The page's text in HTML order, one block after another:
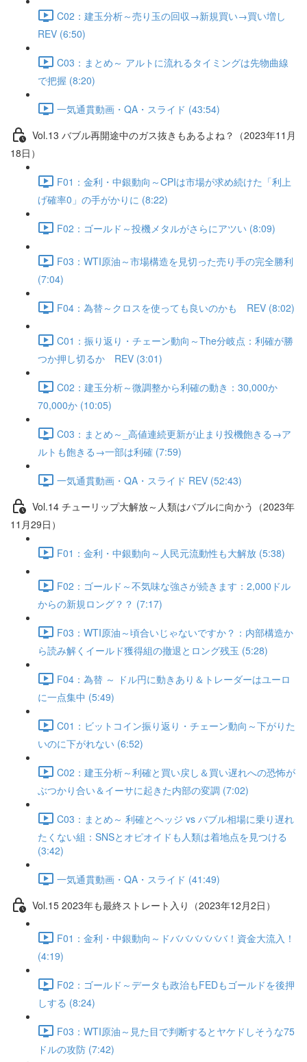
C02：建玉分析～売り玉の回収→新規買い→買い増し
REV (6:50)
C03：まとめ～ アルトに流れるタイミングは先物曲線
で把握 (8:20)
一気通貫動画・QA・スライド (43:54)
Vol.13 バブル再開途中のガス抜きもあるよね？（2023年11月
18日）
F01：金利・中銀動向～CPIは市場が求め続けた「利上
げ確率0」の手がかりに (8:22)
F02：ゴールド～投機メタルがさらにアツい (8:09)
F03：WTI原油～市場構造を見切った売り手の完全勝利
(7:04)
F04：為替～クロスを使っても良いのかも REV (8:02)
C01：振り返り・チェーン動向～The分岐点：利確が勝
つか押し切るか REV (3:01)
C02：建玉分析～微調整から利確の動き：30,000か
70,000か (10:05)
C03：まとめ～_高値連続更新が止まり投機飽きる→ア
ルトも飽きる→一部は利確 (7:59)
一気通貫動画・QA・スライド REV (52:43)
Vol.14 チューリップ大解放～人類はバブルに向かう（2023年
11月29日）
F01：金利・中銀動向～人民元流動性も大解放 (5:38)
F02：ゴールド～不気味な強さが続きます：2,000ドル
からの新規ロング？？ (7:17)
F03：WTI原油～頃合いじゃないですか？：内部構造か
ら読み解くイールド獲得組の撤退とロング残玉 (5:28)
F04：為替 ～ ドル円に動きあり＆トレーダーはユーロ
に一点集中 (5:49)
C01：ビットコイン振り返り・チェーン動向～下がりた
いのに下がれない (6:52)
C02：建玉分析～利確と買い戻し＆買い遅れへの恐怖が
ぶつかり合い＆イーサに起きた内部の変調 (7:02)
C03：まとめ～ 利確とヘッジ vs バブル相場に乗り遅れ
たくない組：SNSとオピオイドも人類は着地点を見つける
(3:42)
一気通貫動画・QA・スライド (41:49)
Vol.15 2023年も最終ストレート入り（2023年12月2日）
F01：金利・中銀動向～ドババババババ！資金大流入！
(4:19)
F02：ゴールド～データも政治もFEDもゴールドを後押
しする (8:24)
F03：WTI原油～見た目で判断するとヤケドしそうな75
ドルの攻防 (7:42)